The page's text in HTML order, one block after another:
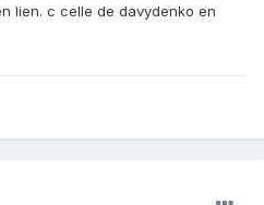
lien. c celle de davydenko en